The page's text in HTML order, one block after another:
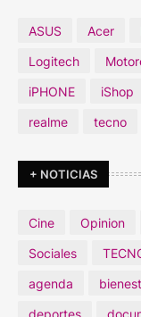
ASUS Acer
Logitech
iPHONE
iShop
realme
tecno
+ NOTICIAS
Cine Opinion
Sociales
agenda
deportes